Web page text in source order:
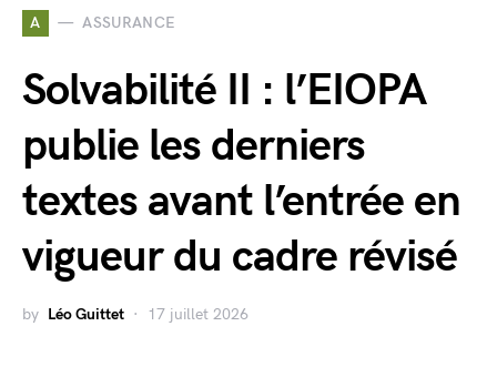
A ASSURANCE
Solvabilité II : l’EIOPA
publie les derniers
textes avant l’entrée en
vigueur du cadre révisé
by Léo Guittet 17 juillet 2026